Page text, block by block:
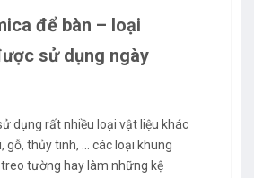
để bàn – loại
sử dụng ngày
dụng rất nhiều loại vật liệu khác
gỗ, thủy tinh, … các loại khung
tường hay làm những kệ